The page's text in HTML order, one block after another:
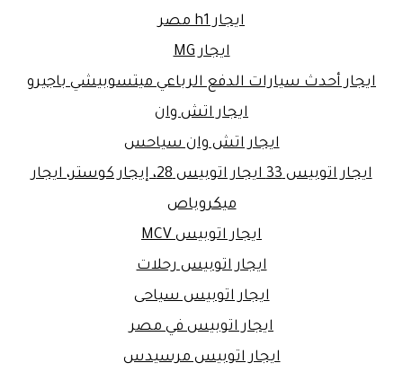
ايجار h1 مصر
ايجار MG
ايجار أحدث سيارات الدفع الرباعي ميتسوبيشي باجيرو
ايجار اتش وان
ايجار اتش وان سياحس
ايجار اتوبيس 33 ايجار اتوبيس 28، إيجار كوستر، ايجار
ميكروباص
ايجار اتوبيس MCV
ايجار اتوبيس رحلات
ايجار اتوبيس سياحى
ايجار اتوبيس في مصر
ايجار اتوبيس مرسيدس